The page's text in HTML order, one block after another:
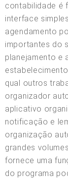
contabilidade é
interface
agendamento
importantes do
planejamento e
qual outros
organizador
aplicativo
notificação e
organização
grandes
fornece uma
do programa